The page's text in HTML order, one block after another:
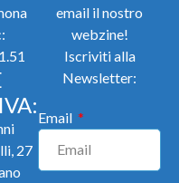
27
email il nostro
webzine!
Iscriviti alla
Newsletter:
Email